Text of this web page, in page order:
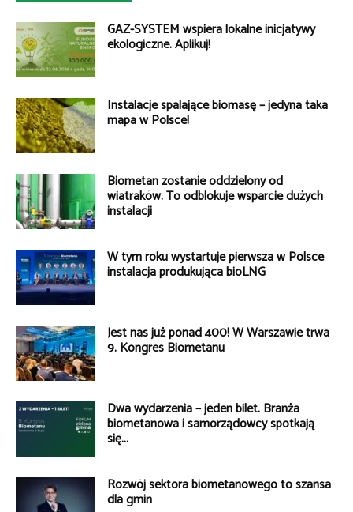
GAZ-SYSTEM wspiera lokalne inicjatywy
ekologiczne. Aplikuj!
Instalacje spalające biomasę – jedyna taka
mapa w Polsce!
Biometan zostanie oddzielony od
wiatraków. To odblokuje wsparcie dużych
instalacji
W tym roku wystartuje pierwsza w Polsce
instalacja produkująca bioLNG
Jest nas już ponad 400! W Warszawie trwa
9. Kongres Biometanu
Dwa wydarzenia – jeden bilet. Branża
biometanowa i samorządowcy spotkają
się...
Rozwój sektora biometanowego to szansa
dla gmin